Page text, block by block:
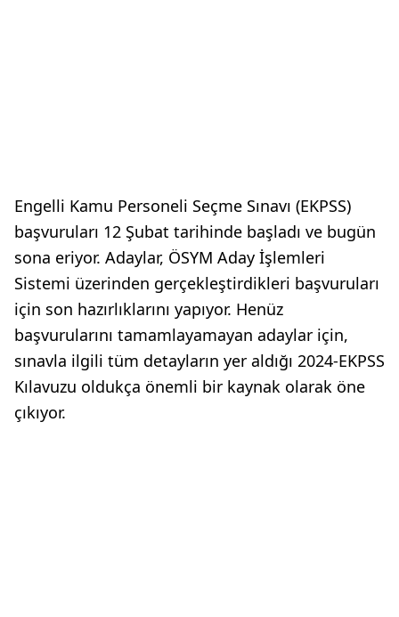
Engelli Kamu Personeli Seçme Sınavı (EKPSS)
başvuruları 12 Şubat tarihinde başladı ve bugün
sona eriyor. Adaylar, ÖSYM Aday İşlemleri
Sistemi üzerinden gerçekleştirdikleri başvuruları
için son hazırlıklarını yapıyor. Henüz
başvurularını tamamlayamayan adaylar için,
sınavla ilgili tüm detayların yer aldığı 2024-EKPSS
Kılavuzu oldukça önemli bir kaynak olarak öne
çıkıyor.